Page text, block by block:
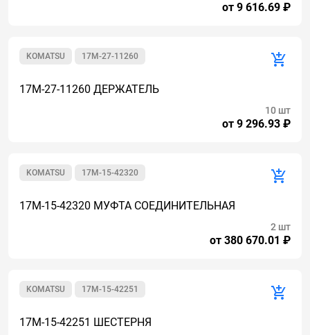
от 9 616.69 ₽
17M-27-11260
KOMATSU
17M-27-11260 ДЕРЖАТЕЛЬ
от 9 296.93 ₽
10 шт
17M-15-42320
KOMATSU
17M-15-42320 МУФТА СОЕДИНИТЕЛЬНАЯ
от 380 670.01 ₽
2 шт
17M-15-42251
KOMATSU
17M-15-42251 ШЕСТЕРНЯ